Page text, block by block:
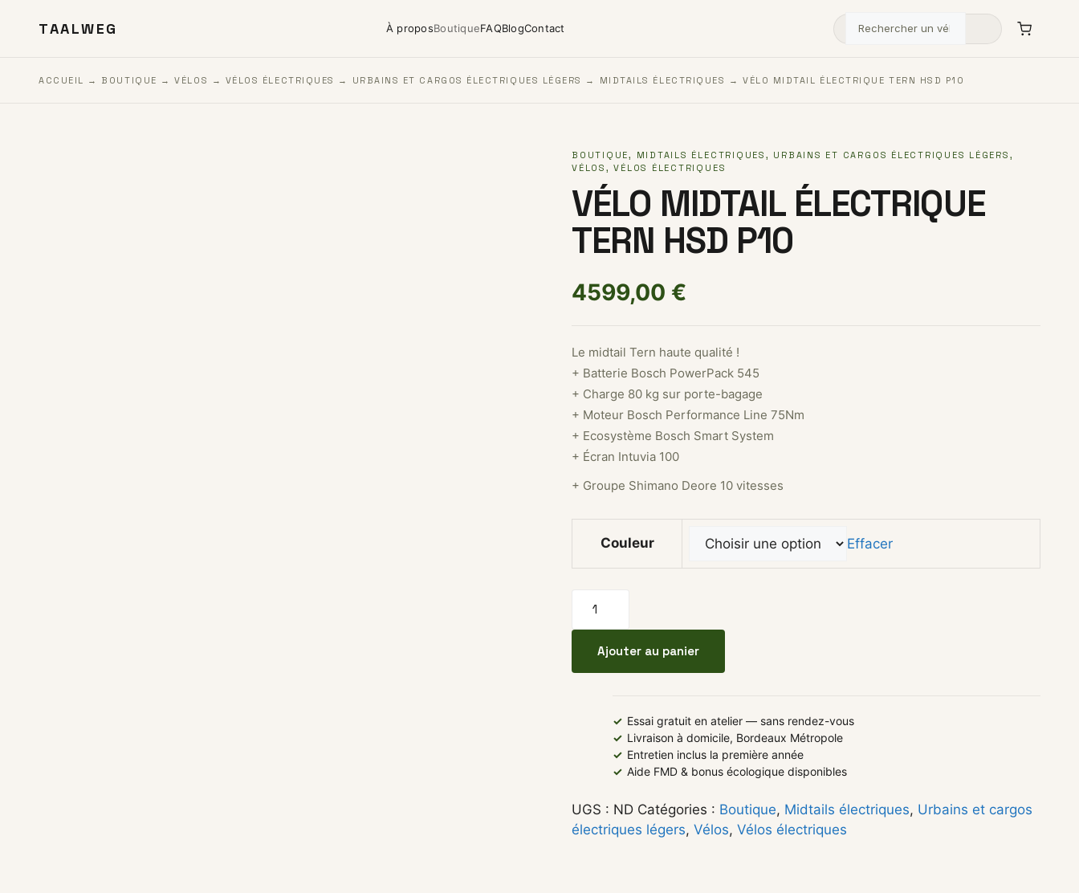
TAALWEG À proposBoutiqueFAQBlogContact
ACCUEIL → BOUTIQUE →VÉLOS → VÉLOS ÉLECTRIQUES → URBAINS ET CARGOS ÉLECTRIQUES LÉGERS → MIDTAILS ÉLECTRIQUES → VÉLO MIDTAIL ÉLECTRIQUE TERN HSD P10
BOUTIQUE, MIDTAILS ÉLECTRIQUES , URBAINS ET CARGOS ÉLECTRIQUES LÉGERS ,
VÉLOS ,VÉLOS ÉLECTRIQUES
VÉLO MIDTAIL ÉLECTRIQUE
TERN HSD P10
4599,00 €
Le midtail Tern haute qualité !
+ Batterie Bosch PowerPack 545
+ Charge 80 kg sur porte-bagage
+ Moteur Bosch Performance Line 75Nm
+ Ecosystème Bosch Smart System
+ Écran Intuvia 100
+ Groupe Shimano Deore 10 vitesses
Couleur Effacer
Ajouter au panier
✓ Essai gratuit en atelier — sans rendez-vous
✓ Livraison à domicile, Bordeaux Métropole
✓ Entretien inclus la première année
✓ Aide FMD & bonus écologique disponibles
UGS : ND Catégories : Boutique, Midtails électriques, Urbains et cargos
électriques légers, Vélos, Vélos électriques